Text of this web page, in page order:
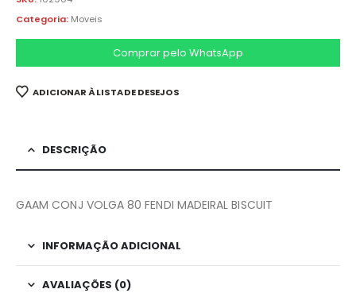
Categoria: Moveis
Comprar pelo WhatsApp
ADICIONAR À LISTA DE DESEJOS
DESCRIÇÃO
GAAM CONJ VOLGA 80 FENDI MADEIRAL BISCUIT
INFORMAÇÃO ADICIONAL
AVALIAÇÕES (0)